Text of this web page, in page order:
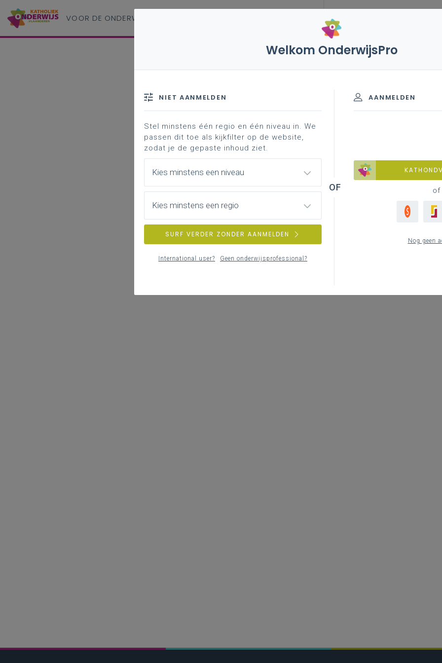
VOOR DE ONDERWIJS
Welkom OnderwijsPro
AANMELDEN
of
Nog geen
NIET AANMELDEN
Stel minstens één regio en één niveau in. We
passen dit toe als kijkfilter op de website,
zodat je de gepaste inhoud ziet.
Kies minstens een niveau
Kies minstens een regio
SURF VERDER ZONDER AANMELDEN
International user? Geen onderwijsprofessional?